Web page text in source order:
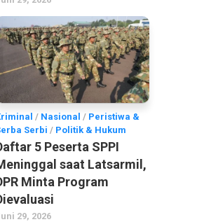
/ Nasional / Peristiwa &
Serbi / Politik & Hukum
5 Peserta SPPI
saat Latsarmil,
Minta Program
29, 2026